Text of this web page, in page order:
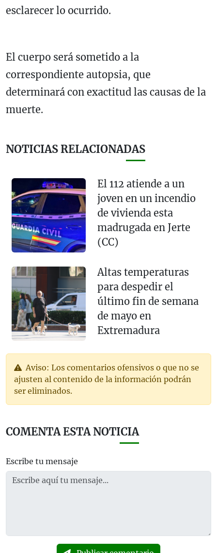
esclarecer lo ocurrido.
El cuerpo será sometido a la
correspondiente autopsia, que
determinará con exactitud las causas de la
muerte.
NOTICIAS RELACIONADAS
El 112 atiende a un
joven en un incendio
de vivienda esta
madrugada en Jerte
(CC)
Altas temperaturas
para despedir el
último fin de semana
de mayo en
Extremadura
Aviso: Los comentarios ofensivos o que no se
ajusten al contenido de la información podrán
ser eliminados.
COMENTA ESTA NOTICIA
Escribe tu mensaje